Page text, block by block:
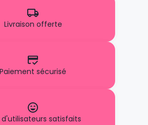
Livraison offerte
Paiement sécurisé
d'utilisateurs satisfaits